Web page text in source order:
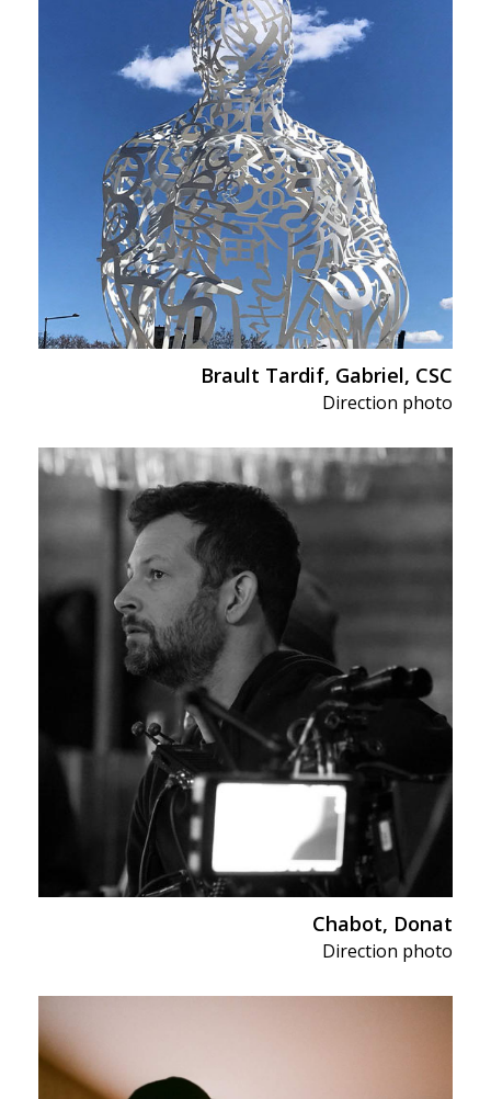
Brault Tardif, Gabriel, CSC
Direction photo
Chabot, Donat
Direction photo